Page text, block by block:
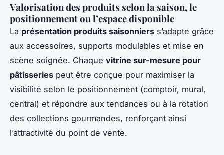
Valorisation des produits selon la saison, le
positionnement ou l’espace disponible
La présentation produits saisonniers s’adapte grâce
aux accessoires, supports modulables et mise en
scène soignée. Chaque vitrine sur-mesure pour
pâtisseries peut être conçue pour maximiser la
visibilité selon le positionnement (comptoir, mural,
central) et répondre aux tendances ou à la rotation
des collections gourmandes, renforçant ainsi
l’attractivité du point de vente.